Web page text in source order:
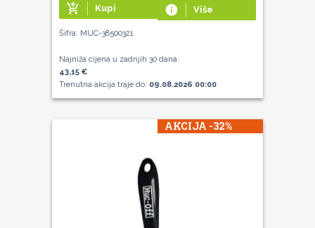
add_shopping_cart Kupi info Više
Šifra: MUC-38500321
Najniža cijena u zadnjih 30 dana:
43,15 €
Trenutna akcija traje do: 09.08.2026 00:00
AKCIJA -32%